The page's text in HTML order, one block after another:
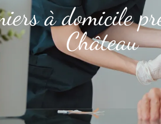
à domicile
Château